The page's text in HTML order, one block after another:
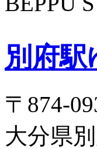
別府
〒874-
大分県